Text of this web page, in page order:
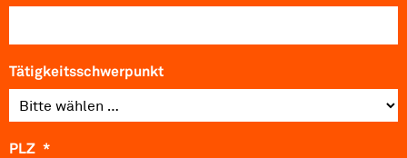
Tätigkeitsschwerpunkt
PLZ *